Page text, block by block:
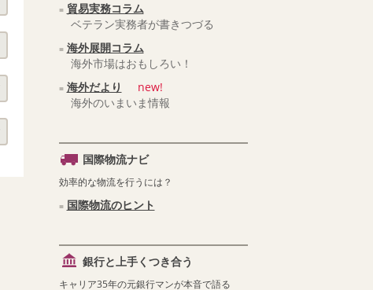
貿易実務コラム
ベテラン実務者が書きつづる
海外展開コラム
海外市場はおもしろい！
海外だより
new!
海外のいまいま情報
国際物流ナビ
効率的な物流を行うには？
国際物流のヒント
銀行と上手くつき合う
キャリア35年の元銀行マンが本音で語る